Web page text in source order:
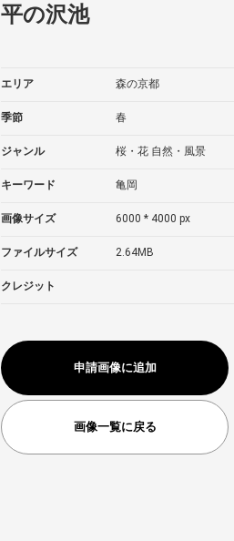
平の沢池
エリア 森の京都
季節 春
ジャンル 桜・花 自然・風景
キーワード 亀岡
画像サイズ 6000 * 4000 px
ファイルサイズ 2.64MB
クレジット
申請画像に追加
画像一覧に戻る